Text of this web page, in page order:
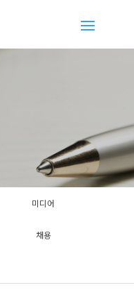
미디어
채용